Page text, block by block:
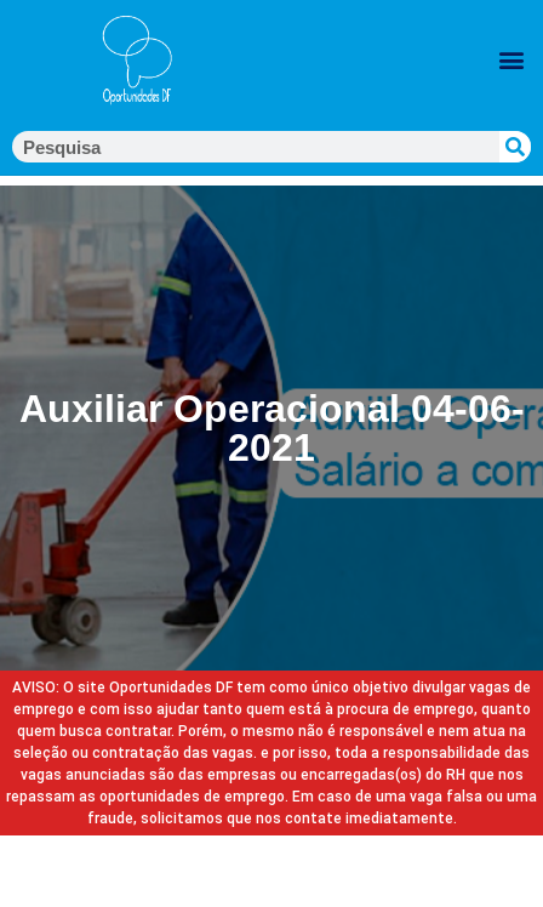
Auxiliar Operacional 04-06-
2021
AVISO: O site Oportunidades DF tem como único objetivo divulgar vagas de
emprego e com isso ajudar tanto quem está à procura de emprego, quanto
quem busca contratar. Porém, o mesmo não é responsável e nem atua na
seleção ou contratação das vagas. e por isso, toda a responsabilidade das
vagas anunciadas são das empresas ou encarregadas(os) do RH que nos
repassam as oportunidades de emprego. Em caso de uma vaga falsa ou uma
fraude, solicitamos que nos contate imediatamente.